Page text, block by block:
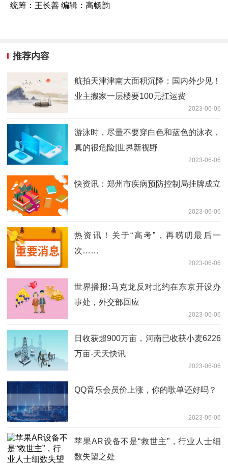
统筹：王长善 编辑：高畅韵
推荐内容
航拍天津津南大面积沉降：国内外少见！
业主搬家一层楼要100元扛运费
2023-06-06
游泳时，尽量不要穿白色和蓝色的泳衣，
真的很危险|世界新视野
2023-06-06
快资讯：郑州市疾病预防控制局挂牌成立
2023-06-06
热资讯！关于“高考”，再唠叨最后一
次……
2023-06-06
世界播报:马克龙反对北约在东京开设办
事处，外交部回应
2023-06-06
日收获超900万亩，河南已收获小麦6226
万亩-天天快讯
2023-06-06
QQ音乐会员价上涨，你的歌单还好吗？
2023-06-06
苹果AR设备不是“救世主”，行业人士细
数失望之处